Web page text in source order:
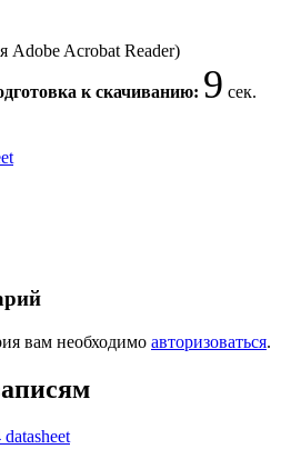
Adobe Acrobat Reader)
к скачиванию: 9 сек.
вам необходимо авторизоваться.